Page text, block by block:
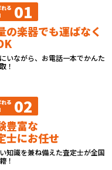
る 01
の楽器でも運ばなく
いながら、お電話一本でかんた
！
る 02
豊富な
士にお任せ
知識を兼ね備えた査定士が全国
！